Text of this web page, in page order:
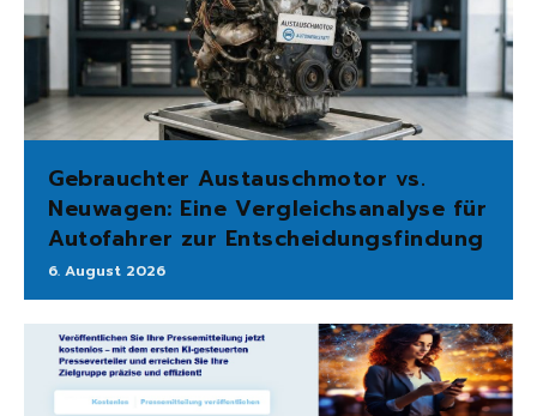
Gebrauchter Austauschmotor vs.
Neuwagen: Eine Vergleichsanalyse für
Autofahrer zur Entscheidungsfindung
6. August 2026